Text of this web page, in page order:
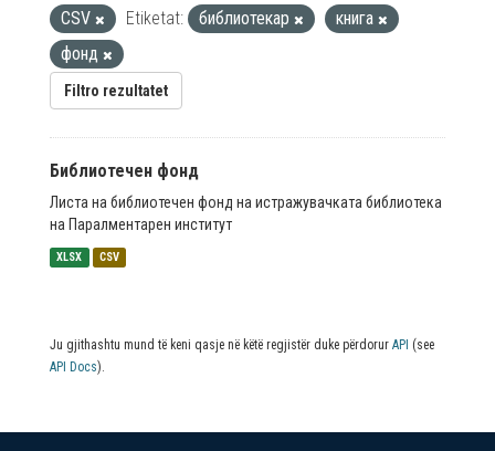
CSV
Etiketat: библиотекар
книга
фонд
Filtro rezultatet
Библиотечен фонд
Листа на библиотечен фонд на истражувачката библиотека
на Паралментарен институт
XLSX CSV
Ju gjithashtu mund të keni qasje në këtë regjistër duke përdorur API (see
API Docs).